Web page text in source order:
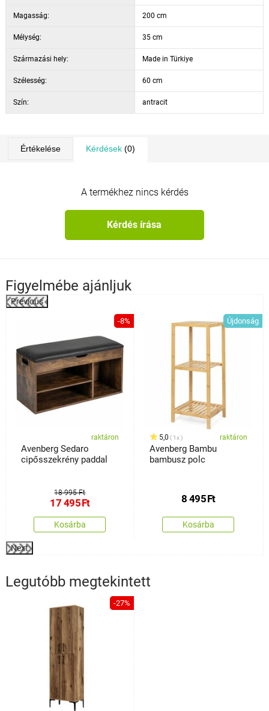
Magasság: 200 cm
Mélység: 35 cm
Származási hely: Made in Türkiye
Szélesség: 60 cm
Szín: antracit
Értékelése Kérdések(0)
A termékhez nincs kérdés
Kérdés írása
Figyelmébe ajánljuk
Previous
-8%
raktáron
Avenberg Sedaro
cipősszekrény paddal
18 995 Ft
17 495Ft
Kosárba
Újdonság
5,0 1x raktáron
Avenberg Bambu
bambusz polc
8 495Ft
Kosárba
Next
Legutóbb megtekintett
-27%